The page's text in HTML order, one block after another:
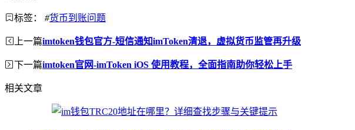
标签： #货币到账问题
上一篇imtoken钱包官方-短信通知imToken清退，虚拟货币监管再升级
下一篇imtoken官网-imToken iOS 使用教程，全面指南助你轻松上手
相关文章